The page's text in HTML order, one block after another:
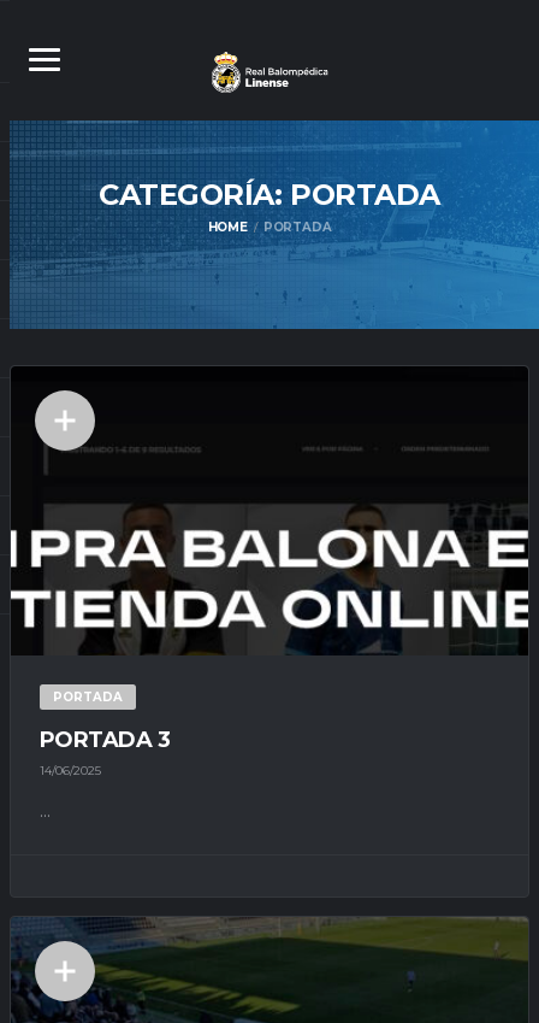
CATEGORÍA: PORTADA
HOME PORTADA
PORTADA
PORTADA 3
14/06/2025
...